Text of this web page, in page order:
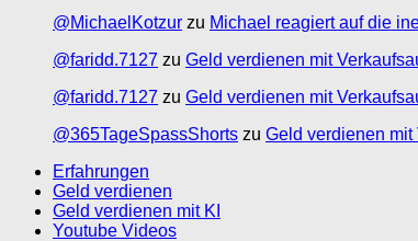
@MichaelKotzur zu Michael reagiert auf die
@faridd.7127 zu Geld verdienen mit
@faridd.7127 zu Geld verdienen mit
@365TageSpassShorts zu Geld verdienen mit
Erfahrungen
Geld verdienen
Geld verdienen mit KI
Youtube Videos